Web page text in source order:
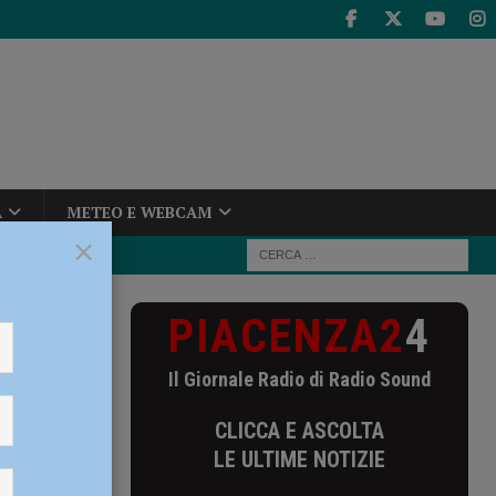
METEO E WEBCAM
PIACENZA24
Il Giornale Radio di Radio Sound
CLICCA E ASCOLTA
LE ULTIME NOTIZIE
×